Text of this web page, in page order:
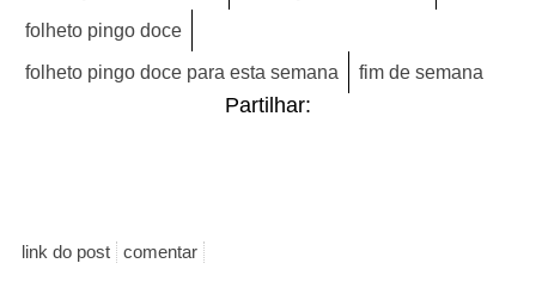
folheto pingo doce
folheto pingo doce para esta semana fim de semana
Partilhar:
link do post comentar